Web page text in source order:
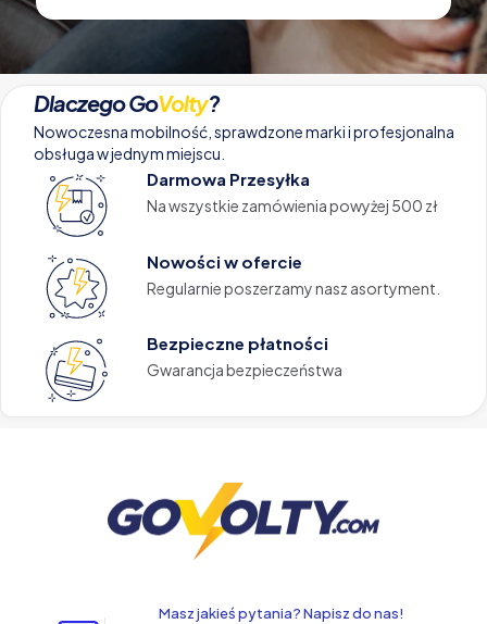
Dlaczego GoVolty?
Nowoczesna mobilność, sprawdzone marki i profesjonalna
obsługa w jednym miejscu.
Darmowa Przesyłka
Na wszystkie zamówienia powyżej 500 zł
Nowości w ofercie
Regularnie poszerzamy nasz asortyment.
Bezpieczne płatności
Gwarancja bezpieczeństwa
Masz jakieś pytania? Napisz do nas!